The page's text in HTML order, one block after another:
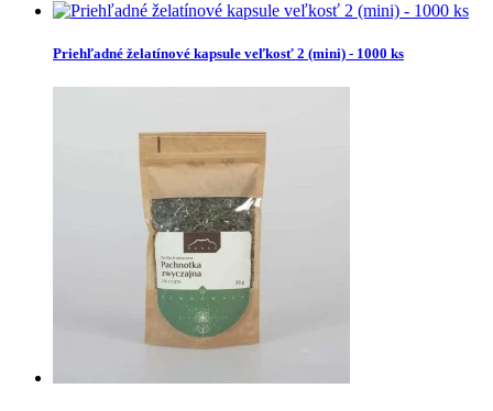
Priehľadné želatínové kapsule veľkosť 2 (mini) - 1000 ks